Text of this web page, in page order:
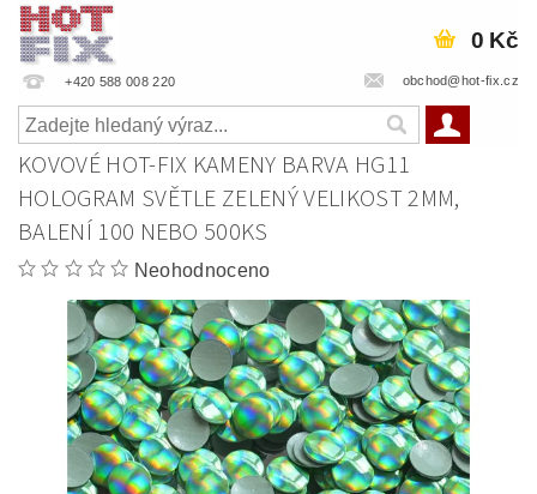
+420 588 008 220 obchod@hot-fix.cz
0 Kč
KOVOVÉ HOT-FIX KAMENY BARVA HG11
HOLOGRAM SVĚTLE ZELENÝ VELIKOST 2MM,
BALENÍ 100 NEBO 500KS
Neohodnoceno